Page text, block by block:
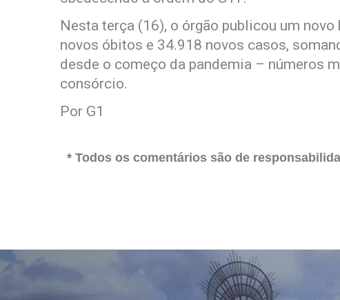
Nesta terça (16), o órgão publicou um
novos óbitos e 34.918 novos casos,
desde o começo da pandemia – números
consórcio.
Por G1
* Todos os comentários são de